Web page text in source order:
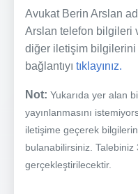
Avukat Berin Arslan
Arslan telefon bilgileri
diğer iletişim
bağlantıyı tıklayınız.
Not: Yukarıda yer alan
yayınlanmasını
iletişime geçerek
bulanabilirsiniz. Talebiniz
gerçekleştirilecektir.